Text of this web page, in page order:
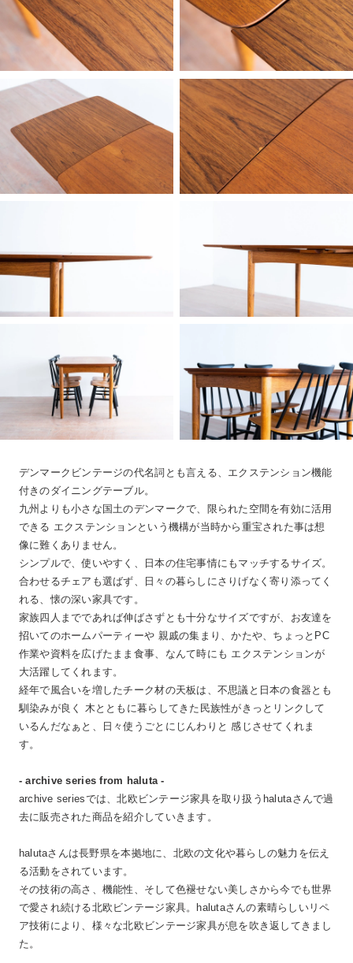
デンマークビンテージの代名詞とも言える、エクステンション機能
付きのダイニングテーブル。
九州よりも小さな国土のデンマークで、限られた空間を有効に活用
できる エクステンションという機構が当時から重宝された事は想
像に難くありません。
シンプルで、使いやすく、日本の住宅事情にもマッチするサイズ。
合わせるチェアも選ばず、日々の暮らしにさりげなく寄り添ってく
れる、懐の深い家具です。
家族四人までであれば伸ばさずとも十分なサイズですが、お友達を
招いてのホームパーティーや 親戚の集まり、かたや、ちょっとPC
作業や資料を広げたまま食事、なんて時にも エクステンションが
大活躍してくれます。
経年で風合いを増したチーク材の天板は、不思議と日本の食器とも
馴染みが良く 木とともに暮らしてきた民族性がきっとリンクして
いるんだなぁと、日々使うごとにじんわりと 感じさせてくれま
す。
- archive series from haluta -
archive seriesでは、北欧ビンテージ家具を取り扱うhalutaさんで過
去に販売された商品を紹介していきます。
halutaさんは長野県を本拠地に、北欧の文化や暮らしの魅力を伝え
る活動をされています。
その技術の高さ、機能性、そして色褪せない美しさから今でも世界
で愛され続ける北欧ビンテージ家具。halutaさんの素晴らしいリペ
ア技術により、様々な北欧ビンテージ家具が息を吹き返してきまし
た。